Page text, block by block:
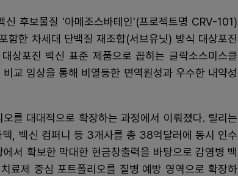
후보물질 '아메조스바테인'(프로젝트명 CRV-101)
함한 차세대 단백질 재조합(서브유닛) 방식 대상포진
상포진 백신 표준 제품으로 꼽히는 글락소스미스클
교 임상을 통해 비열등한 면역원성과 우수한 내약성
를 대대적으로 확장하는 과정에서 이뤄졌다. 릴리는
, 백신 컴퍼니 등 3개사를 총 38억달러에 동시 인수
서 확보한 막대한 현금창출력을 바탕으로 감염병 백
료제 중심 포트폴리오를 질병 예방 영역으로 확장하